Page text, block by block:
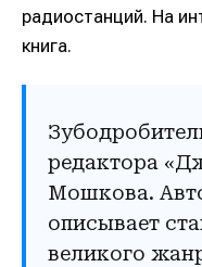
радиостанций. На
книга.
редактора
Мошкова.
описывает
великого